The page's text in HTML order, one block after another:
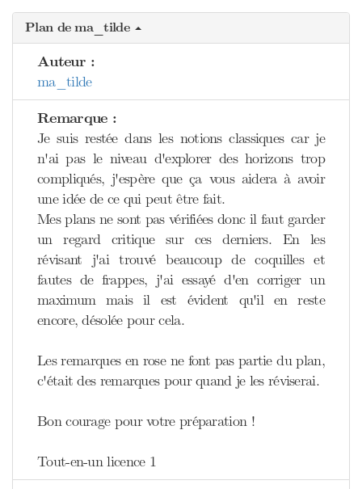
Plan de ma_tilde
Auteur :
ma_tilde
Remarque :
Je suis restée dans les notions classiques car je
n'ai pas le niveau d'explorer des horizons trop
compliqués, j'espère que ça vous aidera à avoir
une idée de ce qui peut être fait.
Mes plans ne sont pas vérifiées donc il faut garder
un regard critique sur ces derniers. En les
révisant j'ai trouvé beaucoup de coquilles et
fautes de frappes, j'ai essayé d'en corriger un
maximum mais il est évident qu'il en reste
encore, désolée pour cela.
Les remarques en rose ne font pas partie du plan,
c'était des remarques pour quand je les réviserai.
Bon courage pour votre préparation !
Tout-en-un licence 1